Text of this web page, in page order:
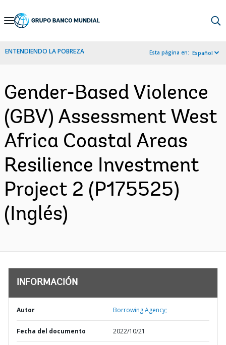
Skip
Navigation
ENTENDIENDO LA POBREZA Esta página en: Español
Gender-Based Violence
(GBV) Assessment West
Africa Coastal Areas
Resilience Investment
Project 2 (P175525)
(Inglés)
INFORMACIÓN
Autor Borrowing Agency;
Fecha del documento 2022/10/21